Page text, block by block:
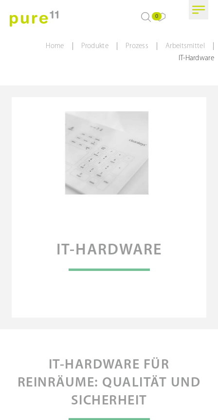
0
Home Produkte Prozess Arbeitsmittel
IT-Hardware
IT-HARDWARE
IT-HARDWARE FÜR
REINRÄUME: QUALITÄT UND
SICHERHEIT